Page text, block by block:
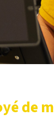
de